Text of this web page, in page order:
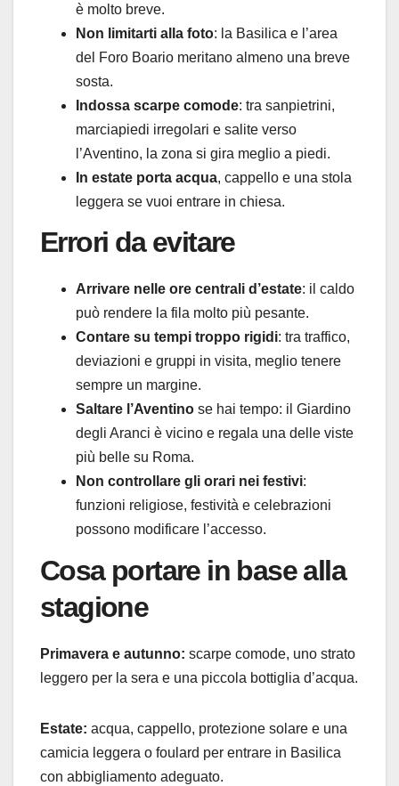
è molto breve.
Non limitarti alla foto: la Basilica e l’area
del Foro Boario meritano almeno una breve
sosta.
Indossa scarpe comode: tra sanpietrini,
marciapiedi irregolari e salite verso
l’Aventino, la zona si gira meglio a piedi.
In estate porta acqua, cappello e una stola
leggera se vuoi entrare in chiesa.
Errori da evitare
Arrivare nelle ore centrali d’estate: il caldo
può rendere la fila molto più pesante.
Contare su tempi troppo rigidi: tra traffico,
deviazioni e gruppi in visita, meglio tenere
sempre un margine.
Saltare l’Aventino se hai tempo: il Giardino
degli Aranci è vicino e regala una delle viste
più belle su Roma.
Non controllare gli orari nei festivi:
funzioni religiose, festività e celebrazioni
possono modificare l’accesso.
Cosa portare in base alla
stagione
Primavera e autunno: scarpe comode, uno strato
leggero per la sera e una piccola bottiglia d’acqua.
Estate: acqua, cappello, protezione solare e una
camicia leggera o foulard per entrare in Basilica
con abbigliamento adeguato.